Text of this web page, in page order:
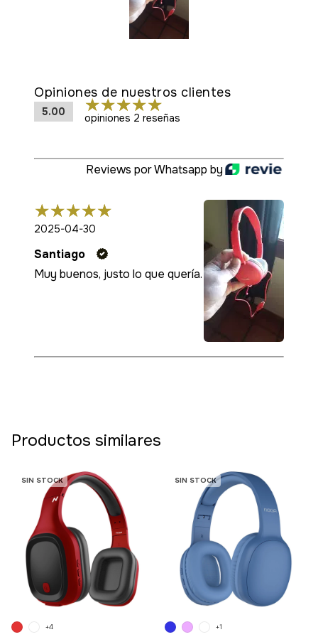
Opiniones de nuestros clientes
5.00 opiniones 2 reseñas
Reviews por Whatsapp by
2025-04-30
Santiago
Muy buenos, justo lo que quería.
Productos similares
SIN STOCK
+4
SIN STOCK
+1